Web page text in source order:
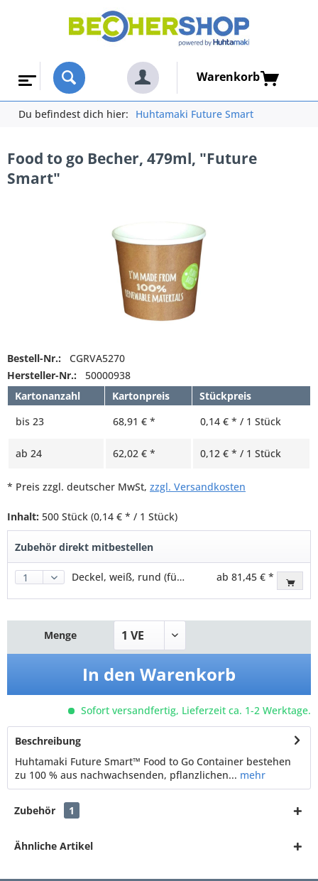
Warenkorb
Du befindest dich hier: Huhtamaki Future Smart
Food to go Becher, 479ml, "Future
Smart"
Bestell-Nr.:
CGRVA5270
Hersteller-Nr.:
50000938
Kartonanzahl
Kartonpreis
Stückpreis
bis 23 68,91 € * 0,14 € * / 1 Stück
ab 24 62,02 € * 0,12 € * / 1 Stück
* Preis zzgl. deutscher MwSt, zzgl. Versandkosten
Inhalt: 500 Stück (0,14 € * / 1 Stück)
Zubehör direkt mitbestellen
Deckel, weiß, rund (für Food to go Becher 479ml) ab 81,45 € *
Menge
In den Warenkorb
Sofort versandfertig, Lieferzeit ca. 1-2 Werktage.
Beschreibung
Huhtamaki Future Smart™ Food to Go Container bestehen
zu 100 % aus nachwachsenden, pflanzlichen... mehr
Zubehör 1
Ähnliche Artikel